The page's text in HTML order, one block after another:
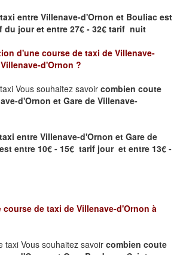
entre Villenave-d'Ornon et Bouliac est
du jour et entre 27€ - 32€ tarif nuit
d'une course de taxi de Villenave-
d'Ornon ?
Vous souhaitez savoir combien coute
d'Ornon et Gare de Villenave-
entre Villenave-d'Ornon et Gare de
entre 10€ - 15€ tarif jour et entre 13€ -
de taxi de Villenave-d'Ornon à
taxi Vous souhaitez savoir combien coute